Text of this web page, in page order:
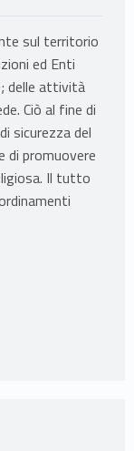
sul territorio
ed Enti
delle attività
Ciò al fine di
sicurezza del
di promuovere
Il tutto